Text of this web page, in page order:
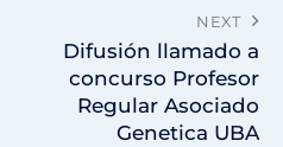
NEXT
Difusión llamado a
concurso Profesor
Regular Asociado
Genetica UBA